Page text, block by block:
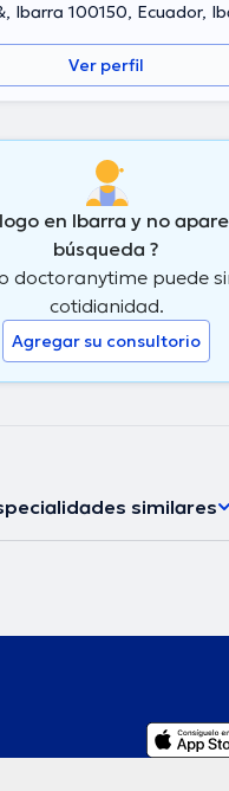
Ibarra 100150, Ecuador,
Ver perfil
en Ibarra y no
búsqueda ?
doctoranytime puede
cotidianidad.
Agregar su consultorio
similares